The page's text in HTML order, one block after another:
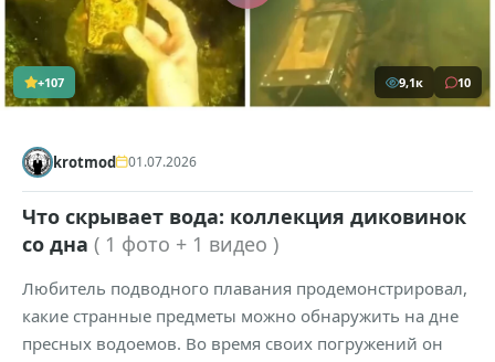
+107 9,1к 10
krotmod 01.07.2026
Что скрывает вода: коллекция диковинок
со дна ( 1 фото + 1 видео )
Любитель подводного плавания продемонстрировал,
какие странные предметы можно обнаружить на дне
пресных водоемов. Во время своих погружений он